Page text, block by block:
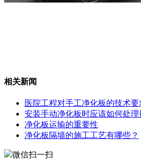
相关新闻
医院工程对手工净化板的技术要
安装手动净化板时应该如何处理
净化板运输的重要性
净化板隔墙的施工工艺有哪些？
微信扫一扫